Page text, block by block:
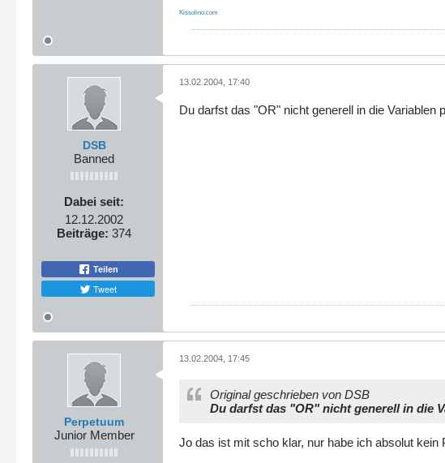
Kissolino.com
DSB
Banned
Dabei seit:
12.12.2002
Beiträge: 374
Teilen
Tweet
13.02.2004, 17:40
Du darfst das "OR" nicht generell in die
Perpetuum
Junior Member
13.02.2004, 17:45
Original geschrieben von DSB
Du darfst das "OR" nicht generell in die
Jo das ist mit scho klar, nur habe ich absolut